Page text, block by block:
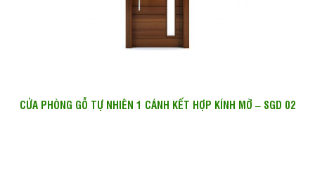
CỬA PHÒNG GỖ TỰ NHIÊN 1 CÁNH KẾT HỢP KÍNH MỜ – SGD 02